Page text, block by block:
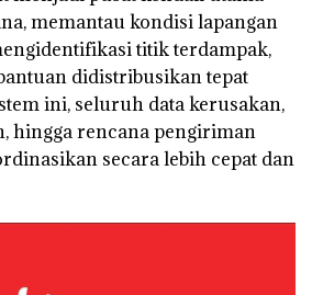
memantau kondisi lapangan
titik terdampak,
didistribusikan tepat
ini, seluruh data kerusakan,
hingga rencana pengiriman
secara lebih cepat dan